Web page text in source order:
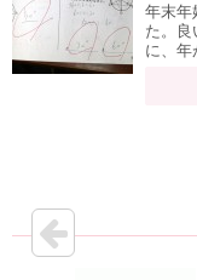
年末年
た。良
に、年